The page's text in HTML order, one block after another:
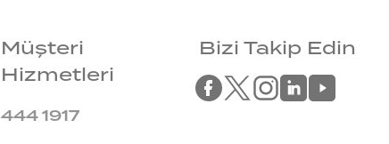
Müşteri
Hizmetleri
444 1917
Bizi Takip Edin